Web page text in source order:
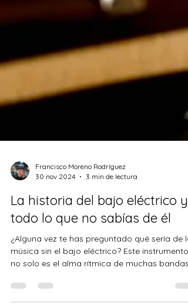
30 nov 2024
3 min de lectura
La historia del bajo eléctrico y
todo lo que no sabías de él
¿Alguna vez te has preguntado qué sería de la
no solo es el alma rítmica de muchas